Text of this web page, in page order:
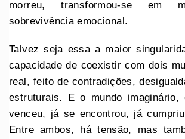
morreu, transformou-se em
sobrevivência emocional.
Talvez seja essa a maior
capacidade de coexistir com dois
real, feito de contradições,
estruturais. E o mundo
venceu, já se encontrou, já
Entre ambos, há tensão, mas